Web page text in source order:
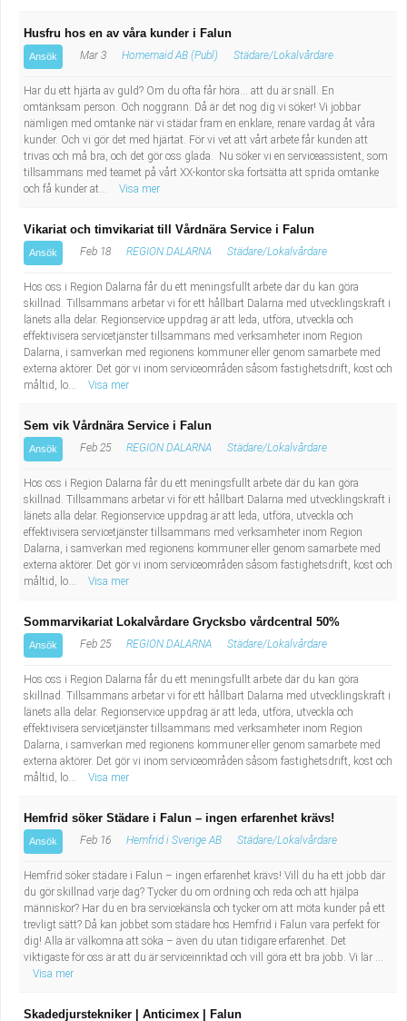
Husfru hos en av våra kunder i Falun
Ansök Mar 3 Homemaid AB (Publ) Städare/Lokalvårdare
Har du ett hjärta av guld? Om du ofta får höra… att du är snäll. En
omtänksam person. Och noggrann. Då är det nog dig vi söker! Vi jobbar
nämligen med omtanke när vi städar fram en enklare, renare vardag åt våra
kunder. Och vi gör det med hjärtat. För vi vet att vårt arbete får kunden att
trivas och må bra, och det gör oss glada. Nu söker vi en serviceassistent, som
tillsammans med teamet på vårt XX-kontor ska fortsätta att sprida omtanke
och få kunder at...
Visa mer
Vikariat och timvikariat till Vårdnära Service i Falun
Ansök Feb 18 REGION DALARNA Städare/Lokalvårdare
Hos oss i Region Dalarna får du ett meningsfullt arbete där du kan göra
skillnad. Tillsammans arbetar vi för ett hållbart Dalarna med utvecklingskraft i
länets alla delar. Regionservice uppdrag är att leda, utföra, utveckla och
effektivisera servicetjänster tillsammans med verksamheter inom Region
Dalarna, i samverkan med regionens kommuner eller genom samarbete med
externa aktörer. Det gör vi inom serviceområden såsom fastighetsdrift, kost och
måltid, lo...
Visa mer
Sem vik Vårdnära Service i Falun
Ansök Feb 25 REGION DALARNA Städare/Lokalvårdare
Hos oss i Region Dalarna får du ett meningsfullt arbete där du kan göra
skillnad. Tillsammans arbetar vi för ett hållbart Dalarna med utvecklingskraft i
länets alla delar. Regionservice uppdrag är att leda, utföra, utveckla och
effektivisera servicetjänster tillsammans med verksamheter inom Region
Dalarna, i samverkan med regionens kommuner eller genom samarbete med
externa aktörer. Det gör vi inom serviceområden såsom fastighetsdrift, kost och
måltid, lo...
Visa mer
Sommarvikariat Lokalvårdare Grycksbo vårdcentral 50%
Ansök Feb 25 REGION DALARNA Städare/Lokalvårdare
Hos oss i Region Dalarna får du ett meningsfullt arbete där du kan göra
skillnad. Tillsammans arbetar vi för ett hållbart Dalarna med utvecklingskraft i
länets alla delar. Regionservice uppdrag är att leda, utföra, utveckla och
effektivisera servicetjänster tillsammans med verksamheter inom Region
Dalarna, i samverkan med regionens kommuner eller genom samarbete med
externa aktörer. Det gör vi inom serviceområden såsom fastighetsdrift, kost och
måltid, lo...
Visa mer
Hemfrid söker Städare i Falun – ingen erfarenhet krävs!
Ansök Feb 16 Hemfrid i Sverige AB Städare/Lokalvårdare
Hemfrid söker städare i Falun – ingen erfarenhet krävs! Vill du ha ett jobb där
du gör skillnad varje dag? Tycker du om ordning och reda och att hjälpa
människor? Har du en bra servicekänsla och tycker om att möta kunder på ett
trevligt sätt? Då kan jobbet som städare hos Hemfrid i Falun vara perfekt för
dig! Alla är välkomna att söka – även du utan tidigare erfarenhet. Det
viktigaste för oss är att du är serviceinriktad och vill göra ett bra jobb. Vi lär ...
Visa mer
Skadedjurstekniker | Anticimex | Falun